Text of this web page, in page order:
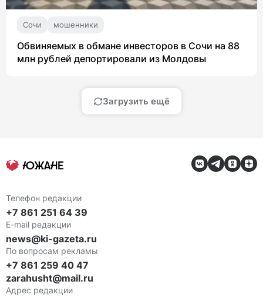
Сочи мошенники
Обвиняемых в обмане инвесторов в Сочи на 88
млн рублей депортировали из Молдовы
Загрузить ещё
Телефон редакции
+7 861 251 64 39
E-mail редакции
news@ki-gazeta.ru
По вопросам рекламы
+7 861 259 40 47
zarahusht@mail.ru
Адрес редакции